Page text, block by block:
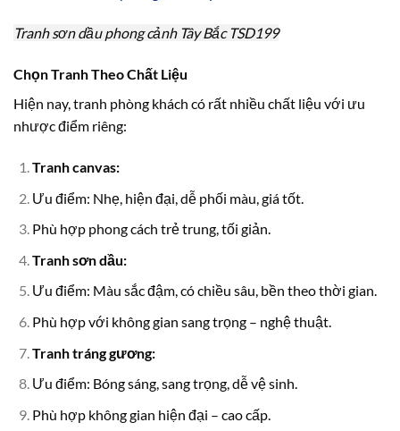
Tranh sơn dầu phong cảnh Tây Bắc TSD199
Chọn Tranh Theo Chất Liệu
Hiện nay, tranh phòng khách có rất nhiều chất liệu với ưu
nhược điểm riêng:
Tranh canvas:
Ưu điểm: Nhẹ, hiện đại, dễ phối màu, giá tốt.
Phù hợp phong cách trẻ trung, tối giản.
Tranh sơn dầu:
Ưu điểm: Màu sắc đậm, có chiều sâu, bền theo thời gian.
Phù hợp với không gian sang trọng – nghệ thuật.
Tranh tráng gương:
Ưu điểm: Bóng sáng, sang trọng, dễ vệ sinh.
Phù hợp không gian hiện đại – cao cấp.